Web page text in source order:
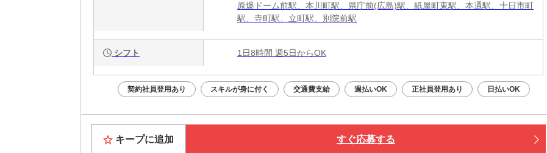
原爆ドーム前駅、本川町駅、県庁前(広島)駅、紙屋町東駅、本通駅、十日市町
駅、寺町駅、立町駅、別院前駅
シフト 1日8時間 週5日からOK
契約社員登用あり スキルが身に付く 交通費支給 週払いOK 正社員登用あり 日払いOK
キープに追加 すぐ応募する